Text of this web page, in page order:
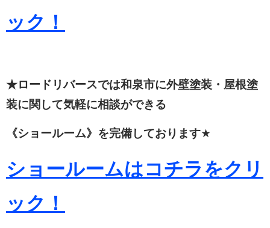
ック！
★ロードリバースでは和泉市に外壁塗装・屋根塗
装に関して気軽に相談ができる
《ショールーム》を完備しております★
ショールームはコチラをクリ
ック！